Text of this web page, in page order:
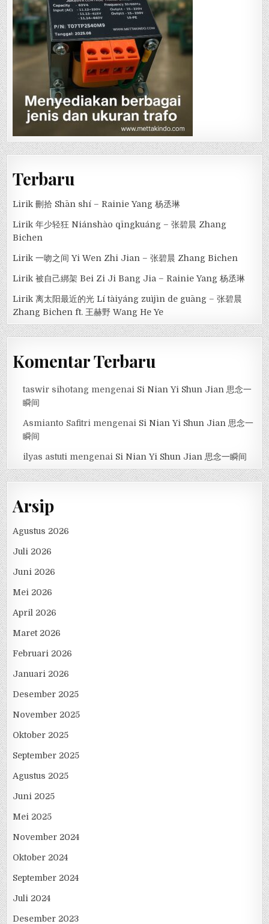
Terbaru
Lirik 刪拾 Shān shí – Rainie Yang 杨丞琳
Lirik 年少轻狂 Niánshào qīngkuáng – 张碧晨 Zhang
Bichen
Lirik 一吻之间 Yi Wen Zhi Jian – 张碧晨 Zhang Bichen
Lirik 被自己綁架 Bei Zi Ji Bang Jia – Rainie Yang 杨丞琳
Lirik 离太阳最近的光 Lí tàiyáng zuìjìn de guāng – 张碧晨
Zhang Bichen ft. 王赫野 Wang He Ye
Komentar Terbaru
taswir sihotang mengenai Si Nian Yi Shun Jian 思念一
瞬间
Asmianto Safitri mengenai Si Nian Yi Shun Jian 思念一
瞬间
ilyas astuti mengenai Si Nian Yi Shun Jian 思念一瞬间
Arsip
Agustus 2026
Juli 2026
Juni 2026
Mei 2026
April 2026
Maret 2026
Februari 2026
Januari 2026
Desember 2025
November 2025
Oktober 2025
September 2025
Agustus 2025
Juni 2025
Mei 2025
November 2024
Oktober 2024
September 2024
Juli 2024
Desember 2023